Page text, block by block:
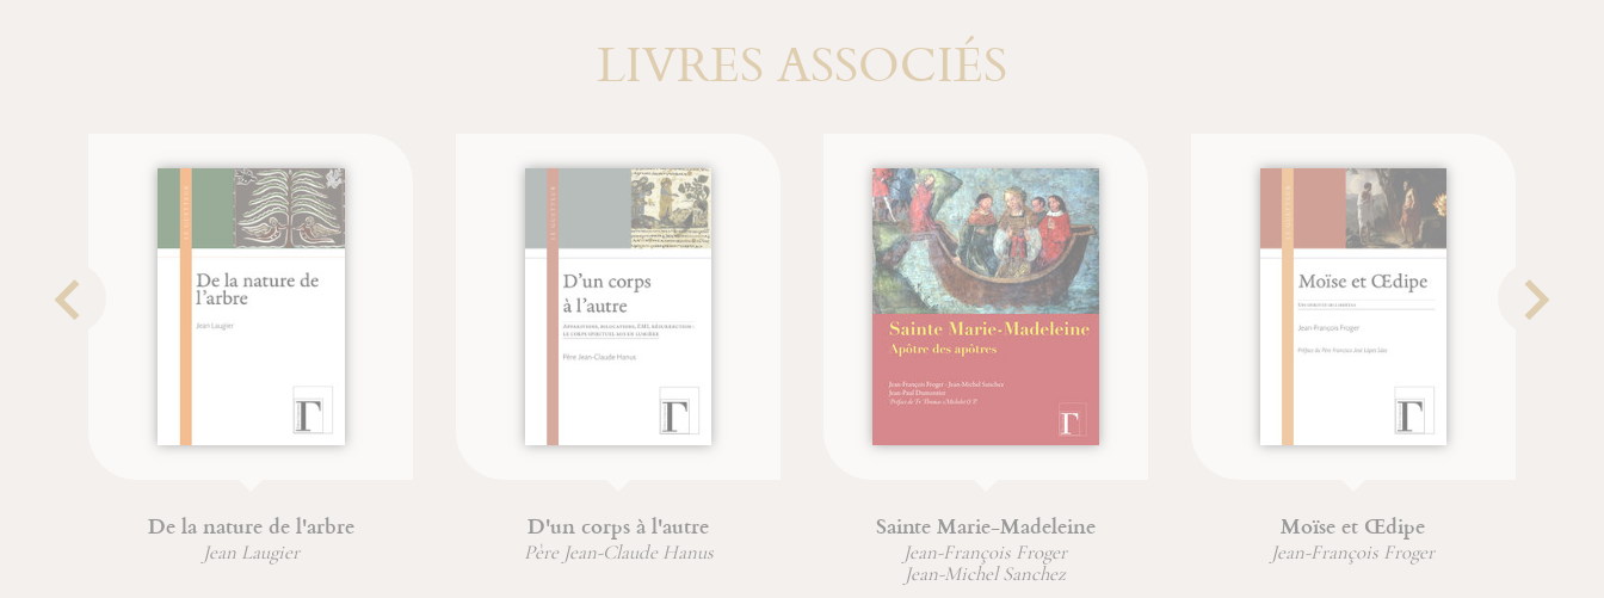
LIVRES ASSOCIÉS
De la nature de l'arbre
Jean Laugier
D'un corps à l'autre
Père Jean-Claude Hanus
Sainte Marie-Madeleine
Jean-François Froger
Jean-Michel Sanchez
Moïse et Œdipe
Jean-François Froger